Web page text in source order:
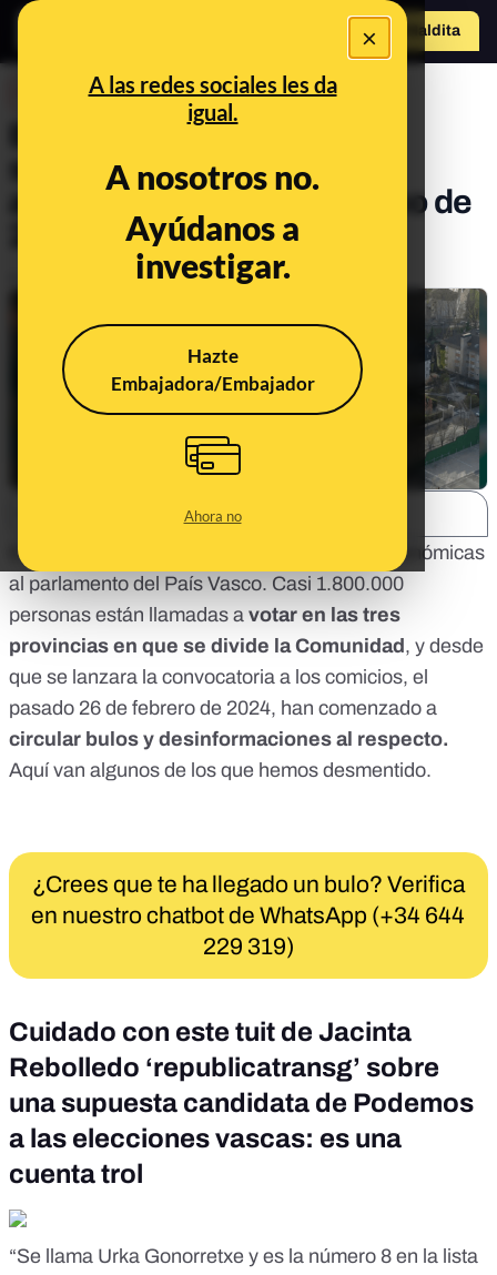
×
A las redes sociales les da
igual.
A nosotros no.
Ayúdanos a
investigar.
Hazte
Embajadora/Embajador
Ahora no
Hazte Maldito
a
Bulos y desinformaciones
sobre las elecciones
autonómicas del País Vasco de
Apr 9, 2024, 5:20:00 PM
El domingo 21 de abril son las
elecciones autonómicas
al parlamento del País Vasco. Casi 1.800.000
personas están llamadas a votar en las tres
provincias en que se divide la Comunidad , y desde
que se lanzara la convocatoria a los comicios, el
pasado 26 de febrero de 2024, han comenzado a
circular bulos y desinformaciones al respecto.
Aquí van algunos de los que hemos desmentido.
¿Crees que te ha llegado un bulo? Verifica
en nuestro chatbot de WhatsApp (+34 644
229 319)
Cuidado con este tuit de Jacinta
Rebolledo ‘republicatransg’ sobre
una supuesta candidata de Podemos
a las elecciones vascas: es una
cuenta trol
“Se llama Urka Gonorretxe y es la número 8 en la lista